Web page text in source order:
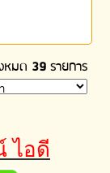
หมด 39รายการ
ไอดี